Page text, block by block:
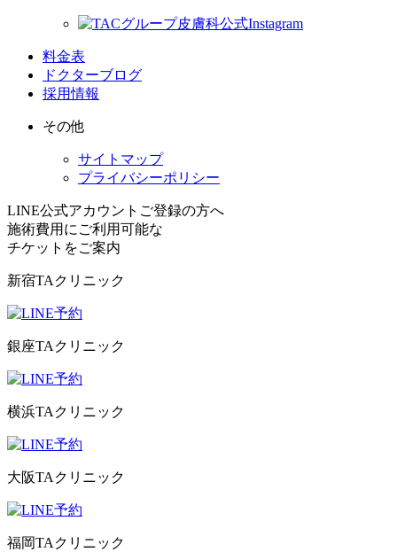
料金表
ドクターブログ
採用情報
その他
サイトマップ
プライバシーポリシー
LINE公式アカウントご登録の方へ
施術費用にご利用可能な
チケット をご案内
新宿TAクリニック
銀座TAクリニック
横浜TAクリニック
大阪TAクリニック
福岡TAクリニック